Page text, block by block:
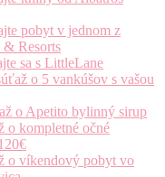
pobyt v jednom z
Resorts
sa s LittleLane
o 5 vankúšov s vašou
o Apetito bylinný sirup
o kompletné očné
o víkendový pobyt vo